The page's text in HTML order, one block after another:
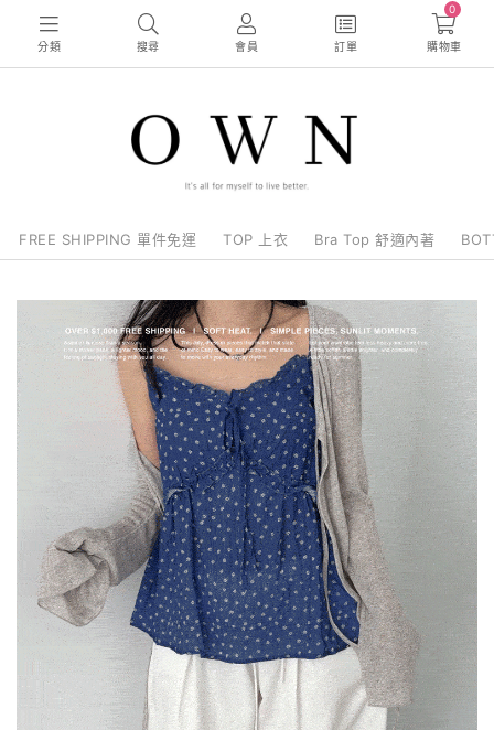
分類 搜尋 會員 訂單
0
購物車
FREE SHIPPING 單件免運 TOP 上衣 Bra Top 舒適內著